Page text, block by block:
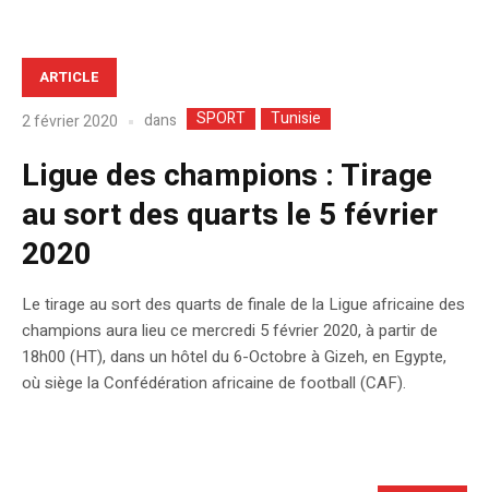
ARTICLE
2 février 2020 dans SPORT Tunisie
Ligue des champions : Tirage
au sort des quarts le 5 février
2020
Le tirage au sort des quarts de finale de la Ligue africaine des
champions aura lieu ce mercredi 5 février 2020, à partir de
18h00 (HT), dans un hôtel du 6-Octobre à Gizeh, en Egypte,
où siège la Confédération africaine de football (CAF).